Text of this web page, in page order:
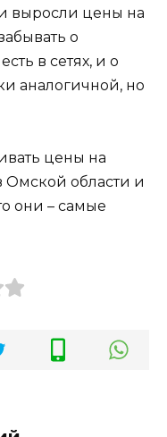
выросли цены на
о
в сетях, и о
аналогичной, но
цены на
Омской области и
они – самые